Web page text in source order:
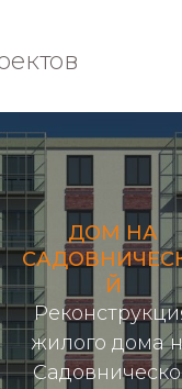
ДОМ НА
Й
жилого дома
Подробнее...